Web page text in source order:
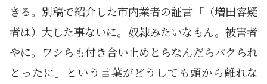
きる。別稿で紹介した市内業者の証言「（増田容疑
者は）大した事ないに。奴隷みたいなもん。被害者
やに。ワシらも付き合い止めとらなんだらパクられ
とったに」という言葉がどうしても頭から離れな